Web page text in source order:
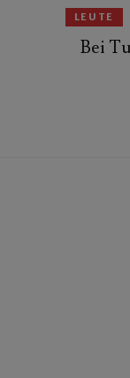
LEUTE
Bei